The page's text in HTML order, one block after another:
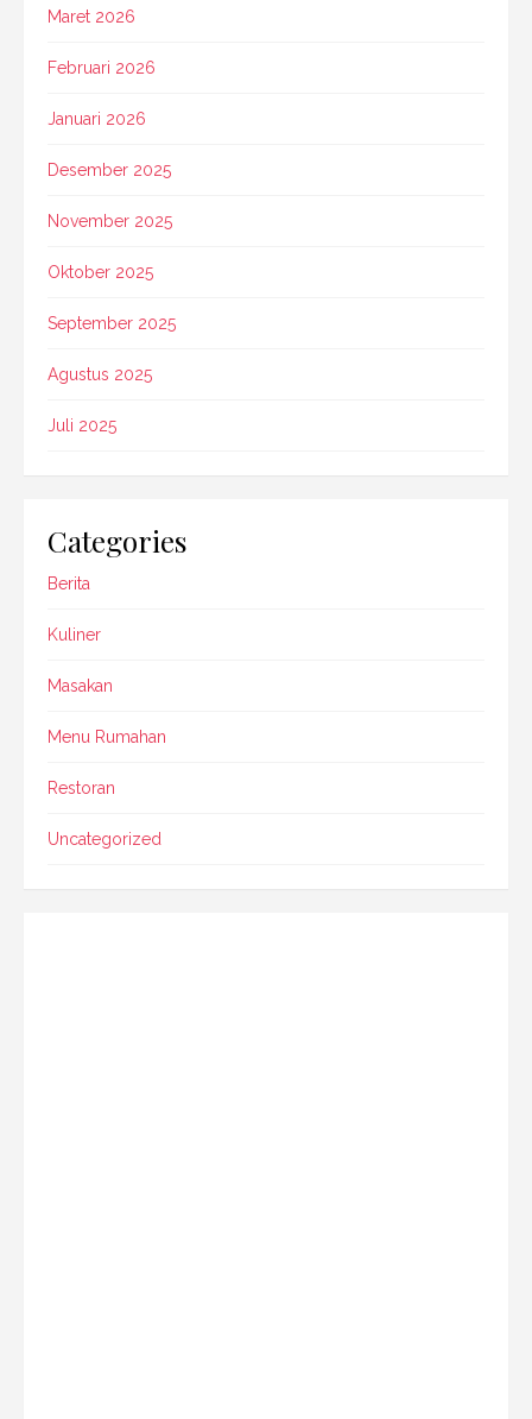
Maret 2026
Februari 2026
Januari 2026
Desember 2025
November 2025
Oktober 2025
September 2025
Agustus 2025
Juli 2025
Categories
Berita
Kuliner
Masakan
Menu Rumahan
Restoran
Uncategorized